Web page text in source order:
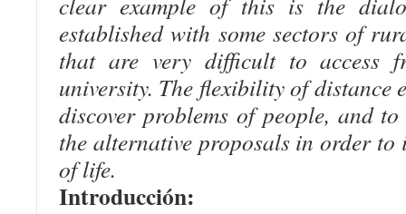
established with some sectors of
that are very difficult to access
university. The flexibility of distance
discover problems of people, and
the alternative proposals in order
of life.
Introducción: